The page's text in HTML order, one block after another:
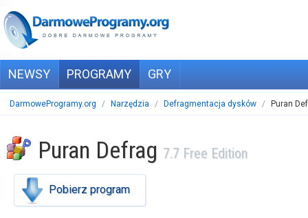
NEWSY PROGRAMY GRY
DarmoweProgramy.org / Narzędzia / Defragmentacja dysków / Puran
Puran Defrag 7.7 Free Edition
Pobierz program